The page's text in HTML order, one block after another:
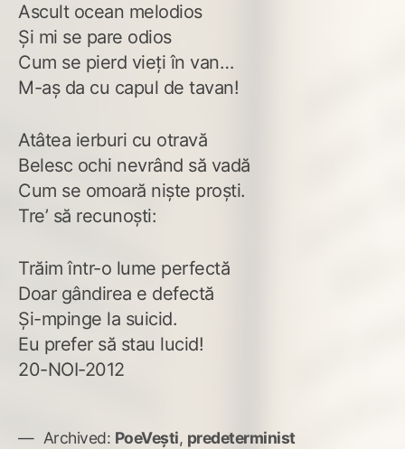
Ascult ocean melodios
Şi mi se pare odios
Cum se pierd vieţi în van…
M-aş da cu capul de tavan!
Atâtea ierburi cu otravă
Belesc ochi nevrând să vadă
Cum se omoară nişte proşti.
Tre’ să recunoşti:
Trăim într-o lume perfectă
Doar gândirea e defectă
Şi-mpinge la suicid.
Eu prefer să stau lucid!
20-NOI-2012
Archived: PoeVești, predeterminist